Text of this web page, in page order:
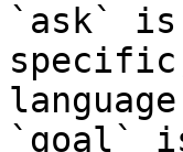
`ask` is
`goal`